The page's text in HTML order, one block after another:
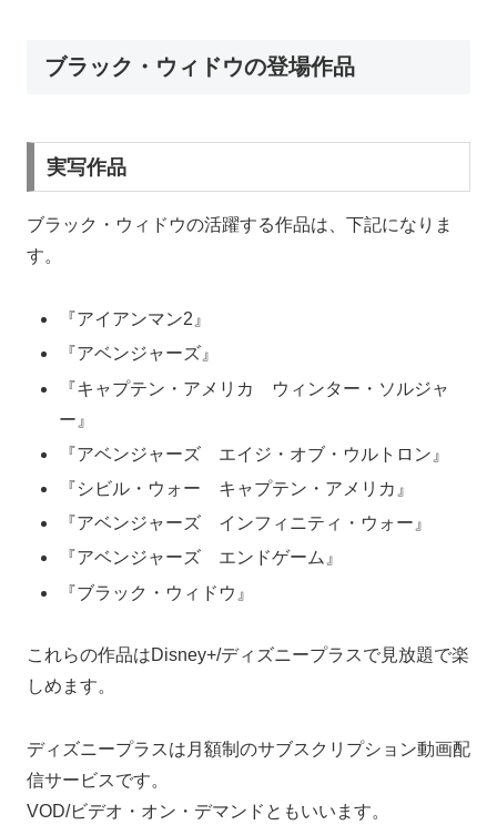
ブラック・ウィドウの登場作品
実写作品
ブラック・ウィドウの活躍する作品は、下記になりま
す。
『アイアンマン2』
『アベンジャーズ』
『キャプテン・アメリカ ウィンター・ソルジャ
ー』
『アベンジャーズ エイジ・オブ・ウルトロン』
『シビル・ウォー キャプテン・アメリカ』
『アベンジャーズ インフィニティ・ウォー』
『アベンジャーズ エンドゲーム』
『ブラック・ウィドウ』
これらの作品はDisney+/ディズニープラスで見放題で楽
しめます。
ディズニープラスは月額制のサブスクリプション動画配
信サービスです。
VOD/ビデオ・オン・デマンドともいいます。